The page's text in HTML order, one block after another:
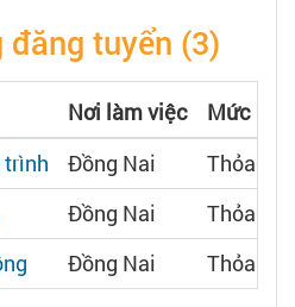
tuyển (3)
Nơi làm việc
Mức
trình
Đồng Nai
Thỏa
Đồng Nai
Thỏa
Đồng Nai Thỏa